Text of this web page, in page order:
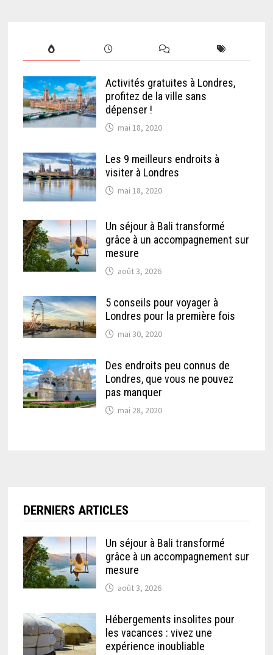
Activités gratuites à Londres,
profitez de la ville sans
dépenser !
mai 18, 2020
Les 9 meilleurs endroits à
visiter à Londres
mai 18, 2020
Un séjour à Bali transformé
grâce à un accompagnement sur
mesure
août 3, 2026
5 conseils pour voyager à
Londres pour la première fois
mai 30, 2020
Des endroits peu connus de
Londres, que vous ne pouvez
pas manquer
mai 28, 2020
DERNIERS ARTICLES
Un séjour à Bali transformé
grâce à un accompagnement sur
mesure
août 3, 2026
Hébergements insolites pour
les vacances : vivez une
expérience inoubliable